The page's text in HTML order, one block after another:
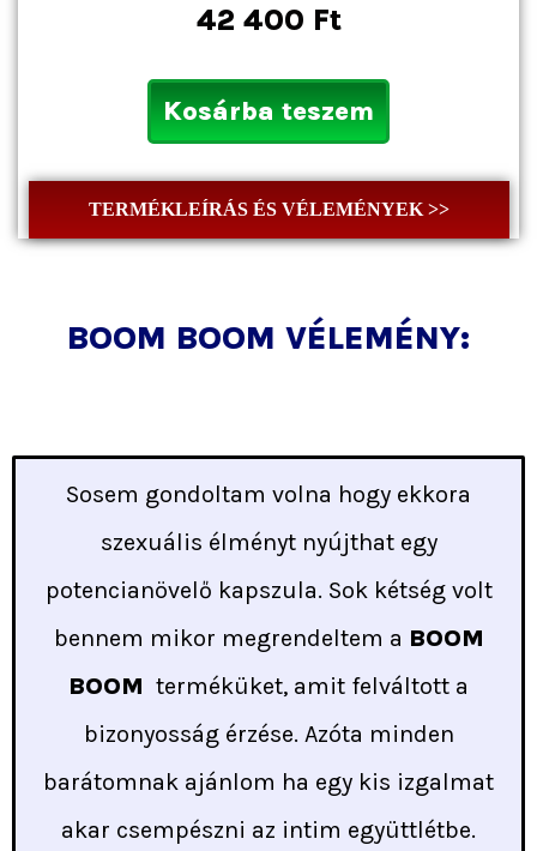
42 400 Ft
Kosárba teszem
TERMÉKLEÍRÁS ÉS VÉLEMÉNYEK >>
BOOM BOOM VÉLEMÉNY:
Sosem gondoltam volna hogy ekkora
szexuális élményt nyújthat egy
potencianövelő kapszula. Sok kétség volt
bennem mikor megrendeltem a BOOM
BOOM terméküket, amit felváltott a
bizonyosság érzése. Azóta minden
barátomnak ajánlom ha egy kis izgalmat
akar csempészni az intim együttlétbe.